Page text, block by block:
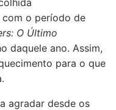
o período de
O Último
daquele ano. Assim,
para o que
agradar desde os